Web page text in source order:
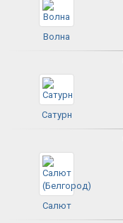
Волна
Сатурн
Салют